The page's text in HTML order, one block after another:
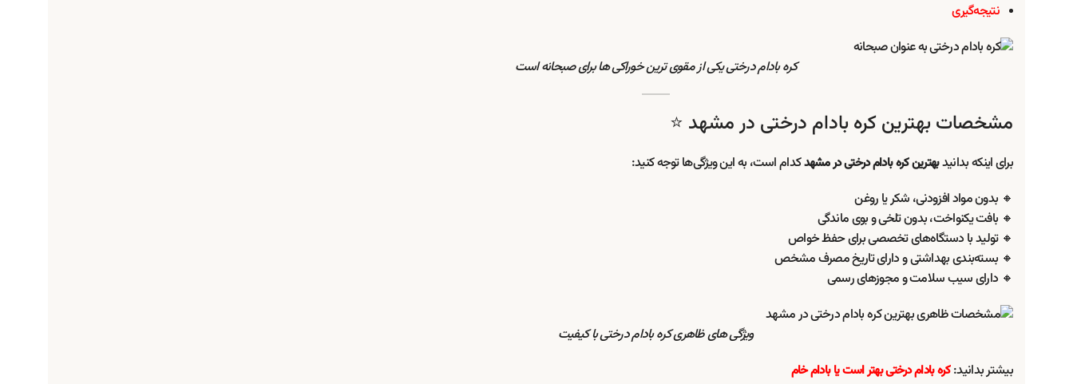
نتیجه‌گیری
کره بادام درختی یکی از مقوی ترین خوراکی ها برای صبحانه است
مشخصات بهترین کره بادام درختی در مشهد ⭐
برای اینکه بدانیدبهترین کره بادام درختی در مشهدکدام است، به این ویژگی‌ها توجه کنید:
🔸 بدون مواد افزودنی، شکر یا روغن
🔸 بافت یکنواخت، بدون تلخی و بوی ماندگی
🔸 تولید با دستگاه‌های تخصصی برای حفظ خواص
🔸 بسته‌بندی بهداشتی و دارای تاریخ مصرف مشخص
🔸 دارای سیب سلامت و مجوزهای رسمی
ویژگی های ظاهری کره بادام درختی با کیفیت
بیشتر بدانید:کره بادام درختی بهتر است یا بادام خام